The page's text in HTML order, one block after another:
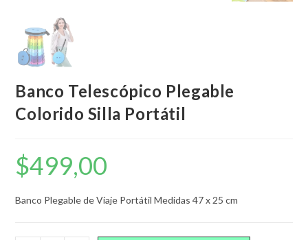
Banco Telescópico Plegable
Colorido Silla Portátil
$499,00
Banco Plegable de Viaje Portátil Medidas 47 x 25 cm